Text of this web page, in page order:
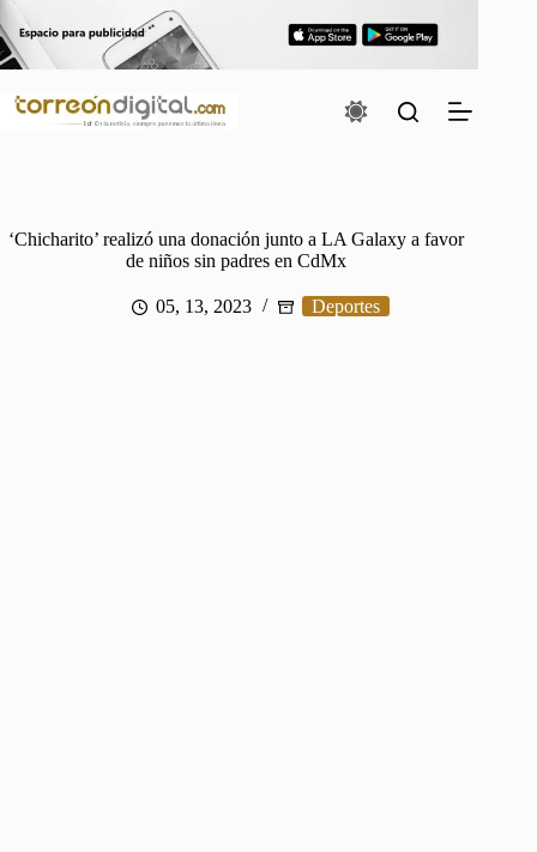
al
contenido
‘Chicharito’ realizó una donación junto a LA Galaxy a favor
de niños sin padres en CdMx
05, 13, 2023 Deportes